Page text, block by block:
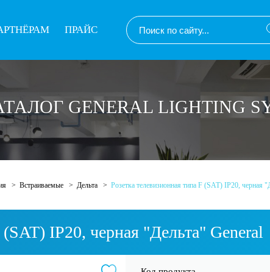
ПРАЙС
GENERAL LIGHTING
Встраиваемые Дельта Розетка телевизионная типа F (SAT) IP20, черная
IP20, черная "Дельта" General